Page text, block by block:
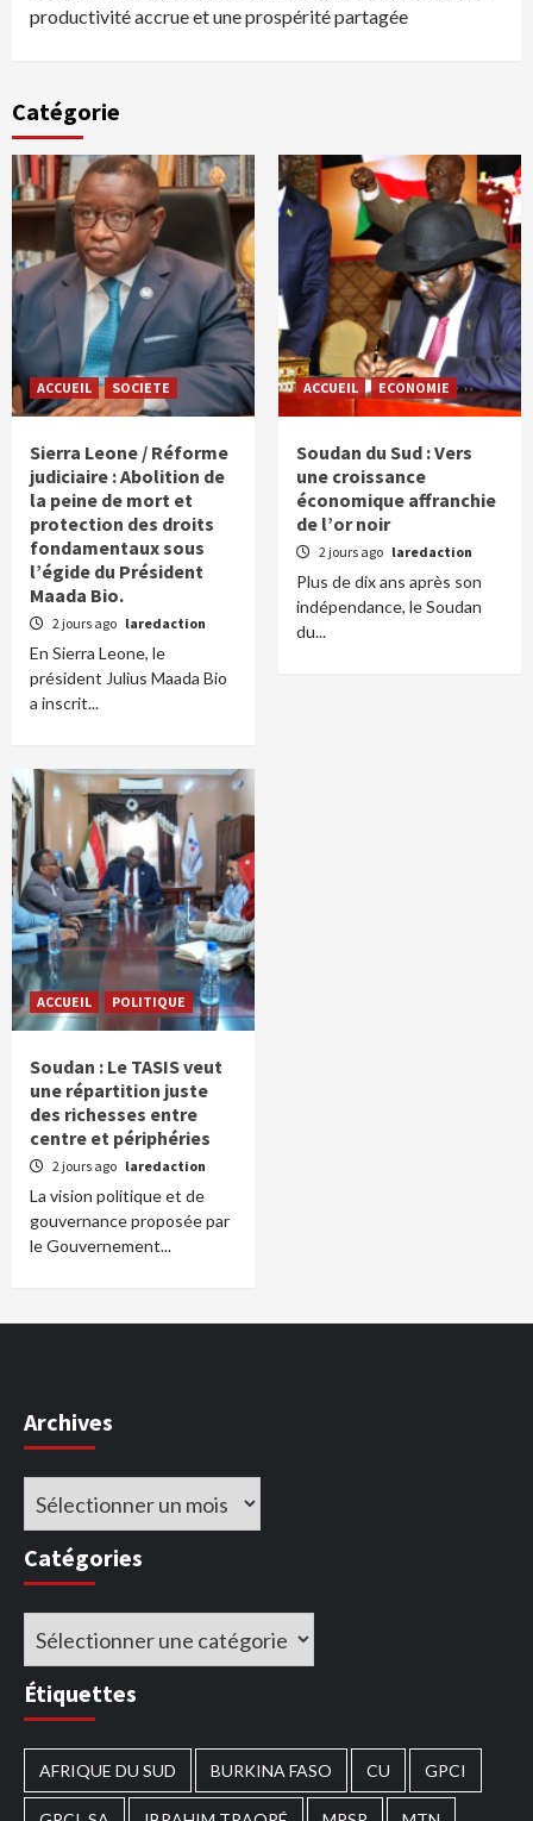
productivité accrue et une prospérité partagée
Catégorie
ACCUEIL SOCIETE
Sierra Leone / Réforme
judiciaire : Abolition de
la peine de mort et
protection des droits
fondamentaux sous
l’égide du Président
Maada Bio.
2 jours ago laredaction
En Sierra Leone, le
président Julius Maada Bio
a inscrit...
ACCUEIL ECONOMIE
Soudan du Sud : Vers
une croissance
économique affranchie
de l’or noir
2 jours ago laredaction
Plus de dix ans après son
indépendance, le Soudan
du...
ACCUEIL POLITIQUE
Soudan : Le TASIS veut
une répartition juste
des richesses entre
centre et périphéries
2 jours ago laredaction
La vision politique et de
gouvernance proposée par
le Gouvernement...
Archives
Archives
Catégories
Catégories
Étiquettes
AFRIQUE DU SUD BURKINA FASO CU GPCI